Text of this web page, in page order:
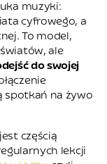
muzyki:
cyfrowego, a
To model,
ale
do swojej
spotkań na żywo
częścią
lekcji